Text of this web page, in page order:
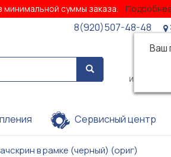
минимальной суммы заказа.
8(920)507-48-48
Ваш
Избранное
Сервисный центр
в рамке (черный) (ориг)